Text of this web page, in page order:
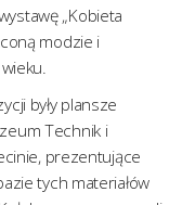
„Kobieta
modzie i
były plansze
Technik i
prezentujące
tych materiałów